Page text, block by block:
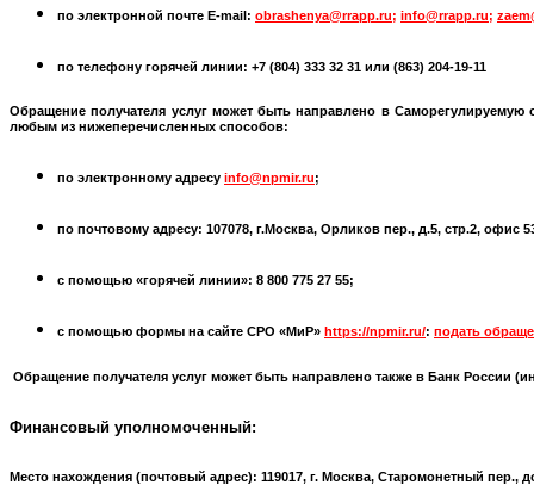
по электронной почте E-mail: obrashenya@rrapp.ru; info@rrapp.ru;
по телефону горячей линии: +7 (804) 333 32 31 или (863) 204-19-11
Обращение получателя услуг может быть направлено в Саморегулируемую
любым из нижеперечисленных способов:
по электронному адресу info@npmir.ru;
по почтовому адресу: 107078, г.Москва, Орликов пер., д.5, стр.2, офис
с помощью «горячей линии»: 8 800 775 27 55;
с помощью формы на сайте СРО «МиР» https://npmir.ru/: подать
Обращение получателя услуг может быть направлено также в Банк России (
Финансовый уполномоченный:
Место нахождения (почтовый адрес): 119017, г. Москва, Старомонетный пер.,